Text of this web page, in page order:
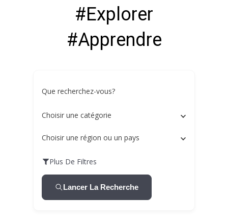
#Explorer
#Apprendre
Que recherchez-vous?
Choisir une catégorie
Choisir une région ou un pays
Plus De Filtres
Lancer La Recherche